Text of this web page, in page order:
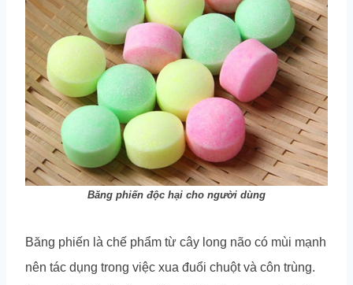
Băng phiến độc hại cho người dùng
Băng phiến là chế phẩm từ cây long não có mùi mạnh
nên tác dụng trong việc xua đuổi chuột và côn trùng.